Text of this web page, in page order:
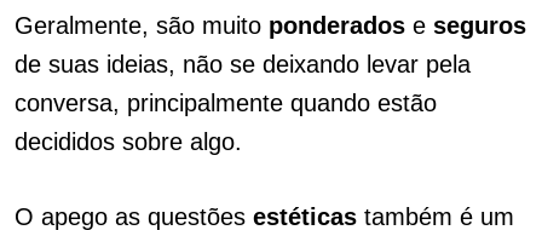
Geralmente, são muito ponderados e seguros
de suas ideias, não se deixando levar pela
conversa, principalmente quando estão
decididos sobre algo.
O apego as questões estéticas também é um